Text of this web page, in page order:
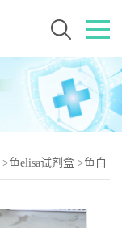
>鱼elisa试剂盒 >鱼白